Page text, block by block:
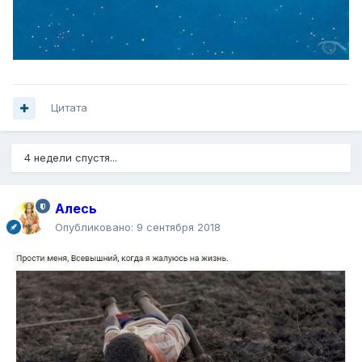
Цитата
4 недели спустя...
Алесь
Опубликовано: 9 сентября 2018